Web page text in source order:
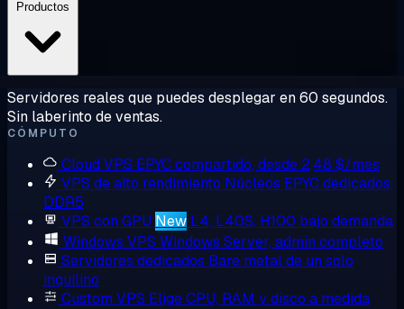
Servidores reales que puedes desplegar en 60 segundos.
Sin laberinto de ventas.
CÓMPUTO
Cloud VPS EPYC compartido, desde 2,48 $/mes
VPS de alto rendimiento Núcleos EPYC dedicados,
DDR5
VPS con GPU New L4, L40S, H100 bajo demanda
Windows VPS Windows Server, admin completo
Servidores dedicados Bare metal de un solo
inquilino
Custom VPS Elige CPU, RAM y disco a medida